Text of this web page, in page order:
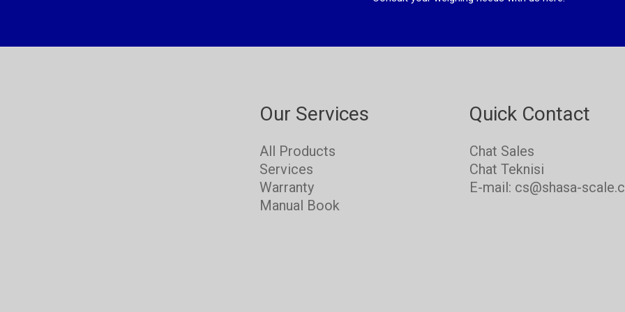
Our Services
All Products
Services
Warranty
Manual Book
Quick Contact
Chat Sales
Chat Teknisi
E-mail: cs@shasa-